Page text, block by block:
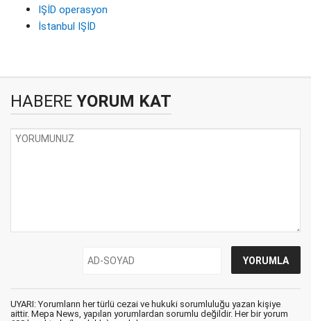
IŞİD operasyon
İstanbul IŞİD
HABERE YORUM KAT
UYARI: Yorumların her türlü cezai ve hukuki sorumluluğu yazan kişiye
aittir. Mepa News, yapılan yorumlardan sorumlu değildir. Her bir yorum